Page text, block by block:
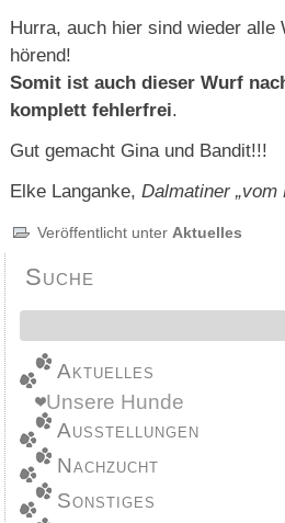
Hurra, auch hier sind wieder alle
hörend!
Somit ist auch dieser Wurf
komplett fehlerfrei.
Gut gemacht Gina und Bandit!!!
Elke Langanke,Dalmatiner „vom
Veröffentlicht unter Aktuelles
Suche
Aktuelles
Unsere Hunde
Ausstellungen
Nachzucht
Sonstiges